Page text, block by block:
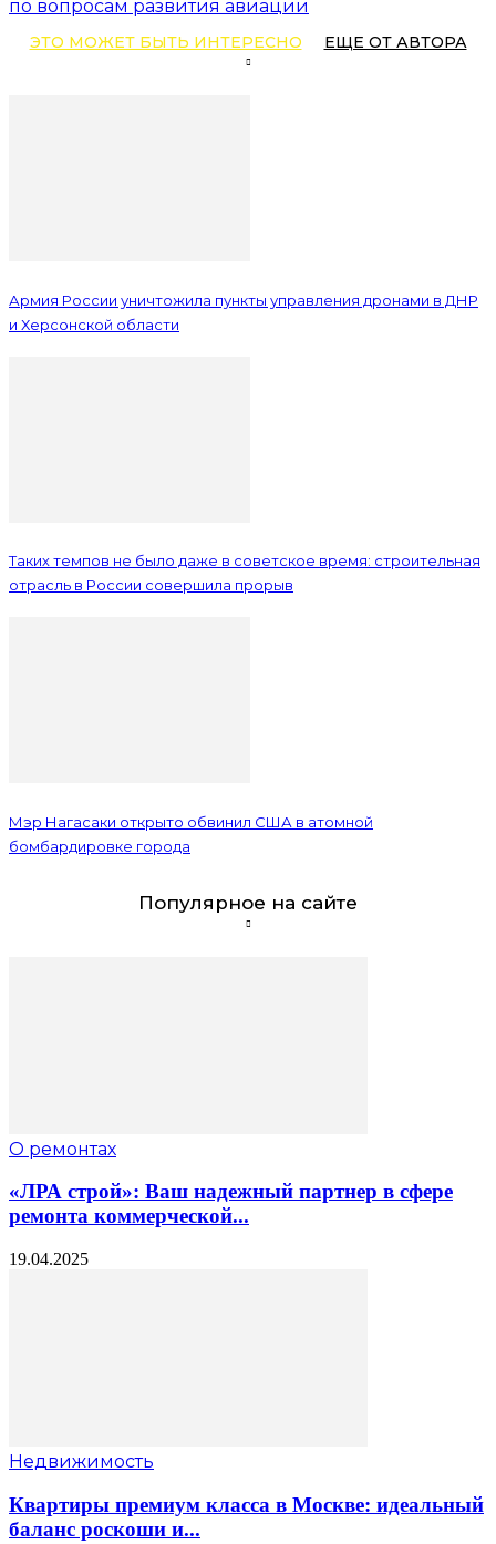
по вопросам развития авиации
ЭТО МОЖЕТ БЫТЬ ИНТЕРЕСНО ЕЩЕ ОТ АВТОРА
Армия России уничтожила пункты управления дронами в ДНР
и Херсонской области
Таких темпов не было даже в советское время: строительная
отрасль в России совершила прорыв
Мэр Нагасаки открыто обвинил США в атомной
бомбардировке города
Популярное на сайте
О ремонтах
«ЛРА строй»: Ваш надежный партнер в сфере
ремонта коммерческой...
19.04.2025
Недвижимость
Квартиры премиум класса в Москве: идеальный
баланс роскоши и...